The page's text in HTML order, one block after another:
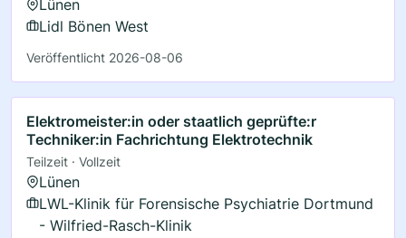
Lünen
Lidl Bönen West
Veröffentlicht 2026-08-06
Elektromeister:in oder staatlich geprüfte:r
Techniker:in Fachrichtung Elektrotechnik
Teilzeit · Vollzeit
Lünen
LWL-Klinik für Forensische Psychiatrie Dortmund
- Wilfried-Rasch-Klinik